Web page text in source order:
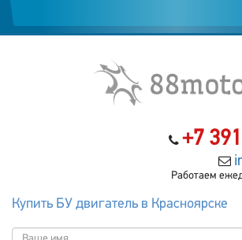
+7
Работаем
Купить БУ двигатель в Красноярске